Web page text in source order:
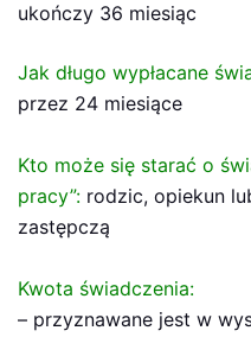
ukończy 36 miesiąc
Jak długo wypłacane
przez 24 miesiące
Kto może się starać o
pracy”: rodzic, opiekun
zastępczą
Kwota świadczenia:
– przyznawane jest w